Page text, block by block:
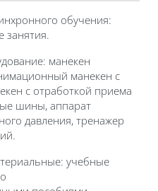
обучения:
занятия.
манекен
манекен с
с отработкой приема
шины, аппарат
давления, тренажер
учебные